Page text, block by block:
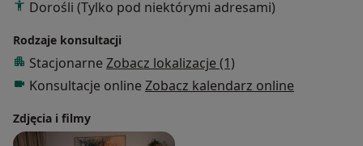
Dorośli (Tylko pod niektórymi adresami)
Rodzaje konsultacji
Stacjonarne Zobacz lokalizacje (1)
Konsultacje online Zobacz kalendarz online
Zdjęcia i filmy